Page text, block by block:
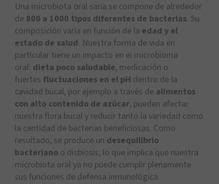
Una microbiota oral sana se compone de alrededor
de 800 a 1000 tipos diferentes de bacterias. Su
composición varía en función de la edad y el
estado de salud. Nuestra forma de vida en
particular tiene un impacto en el microbioma
oral: dieta poco saludable, medicación o
fuertes fluctuaciones en el pH dentro de la
cavidad bucal, por ejemplo a través de alimentos
con alto contenido de azúcar, pueden afectar
nuestra flora bucal y reducir tanto la variedad como
la cantidad de bacterias beneficiosas. Como
resultado, se produce un desequilibrio
bacteriano o disbiosis, lo que implica que nuestra
microbiota oral ya no puede cumplir plenamente
sus funciones de defensa inmunológica.